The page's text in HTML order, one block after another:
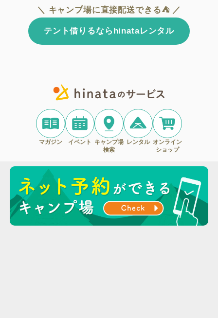
＼ キャンプ場に直接配送できる⛺ ／
テント借りるならhinataレンタル
マガジン イベント
キャンプ場
検索
レンタル オンライン
ショップ